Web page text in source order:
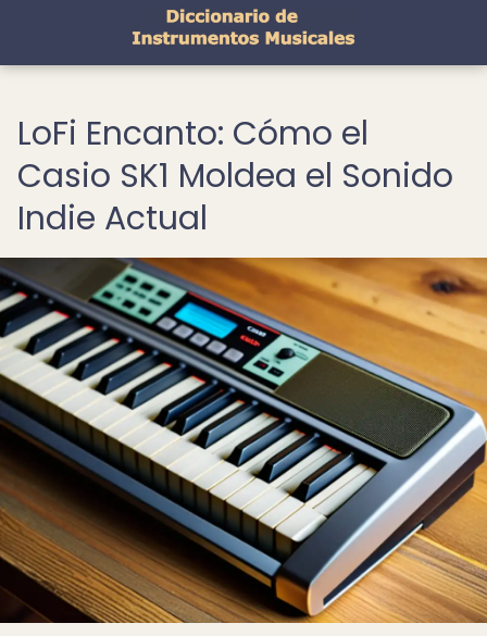
LoFi Encanto: Cómo el
Casio SK1 Moldea el Sonido
Indie Actual